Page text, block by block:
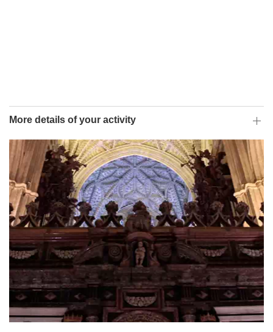
More details of your activity